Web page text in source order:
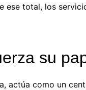
ese total, los
su
actúa como un